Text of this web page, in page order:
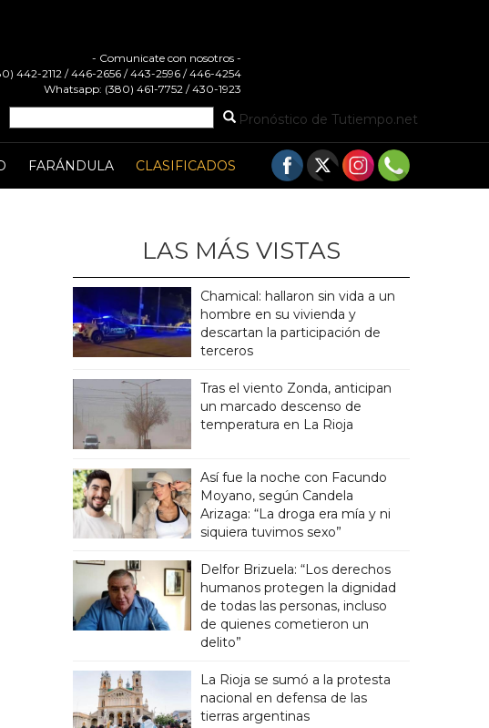
- Comunicate con nosotros -
442-2112 / 446-2656 / 443-2596 / 446-4254
Whatsapp: (380) 461-7752 / 430-1923
Pronóstico de Tutiempo.net
FARÁNDULA CLASIFICADOS
LAS MÁS VISTAS
Chamical: hallaron sin vida a un
hombre en su vivienda y
descartan la participación de
terceros
Tras el viento Zonda, anticipan
un marcado descenso de
temperatura en La Rioja
Así fue la noche con Facundo
Moyano, según Candela
Arizaga: “La droga era mía y ni
siquiera tuvimos sexo”
Delfor Brizuela: “Los derechos
humanos protegen la dignidad
de todas las personas, incluso
de quienes cometieron un
delito”
La Rioja se sumó a la protesta
nacional en defensa de las
tierras argentinas